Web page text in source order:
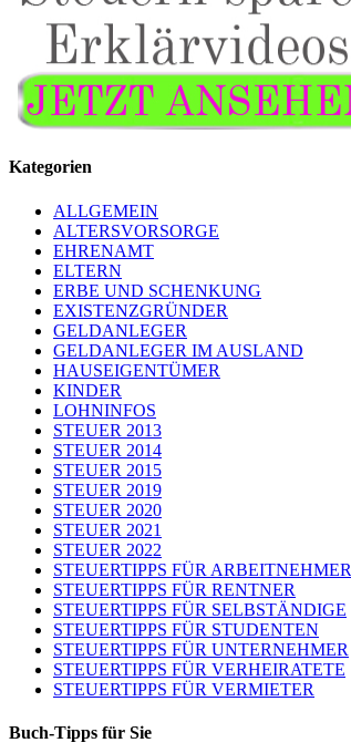
Kategorien
ALLGEMEIN
ALTERSVORSORGE
EHRENAMT
ELTERN
ERBE UND SCHENKUNG
EXISTENZGRÜNDER
GELDANLEGER
GELDANLEGER IM AUSLAND
HAUSEIGENTÜMER
KINDER
LOHNINFOS
STEUER 2013
STEUER 2014
STEUER 2015
STEUER 2019
STEUER 2020
STEUER 2021
STEUER 2022
STEUERTIPPS FÜR ARBEITNEHMER
STEUERTIPPS FÜR RENTNER
STEUERTIPPS FÜR SELBSTÄNDIGE
STEUERTIPPS FÜR STUDENTEN
STEUERTIPPS FÜR UNTERNEHMER
STEUERTIPPS FÜR VERHEIRATETE
STEUERTIPPS FÜR VERMIETER
Buch-Tipps für Sie